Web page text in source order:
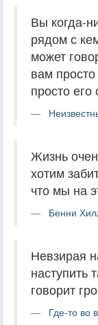
Вы когда-
рядом с
может
вам
просто
Жизнь
хотим
что мы на
Бенни
Невзирая
наступить
говорит
Где-то во